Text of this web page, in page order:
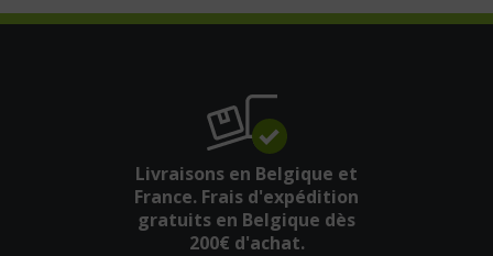
Livraisons en Belgique et
France. Frais d'expédition
gratuits en Belgique dès
200€ d'achat.